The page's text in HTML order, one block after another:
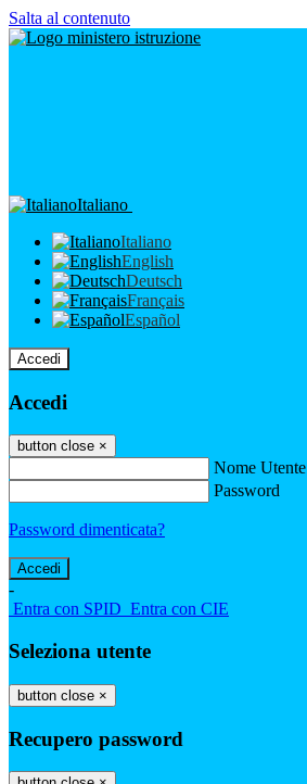
Salta al contenuto
Italiano
Italiano
English
Deutsch
Français
Español
Accedi
Accedi
button close ×
Nome Utente
Password
Password dimenticata?
-
Entra con SPID Entra con CIE
Seleziona utente
button close ×
Recupero password